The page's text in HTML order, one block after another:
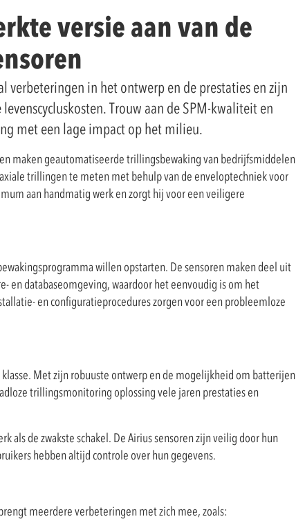
versie aan van de
verbeteringen in het ontwerp en de prestaties en zijn
Trouw aan de SPM-kwaliteit en
met een lage impact op het milieu.
maken geautomatiseerde trillingsbewaking van bedrijfsmiddelen
trillingen te meten met behulp van de enveloptechniek voor
aan handmatig werk en zorgt hij voor een veiligere
willen opstarten. De sensoren maken deel uit
en databaseomgeving, waardoor het eenvoudig is om het
en configuratieprocedures zorgen voor een probleemloze
Met zijn robuuste ontwerp en de mogelijkheid om batterijen
trillingsmonitoring oplossing vele jaren prestaties en
als de zwakste schakel. De Airius sensoren zijn veilig door hun
hebben altijd controle over hun gegevens.
meerdere verbeteringen met zich mee, zoals: